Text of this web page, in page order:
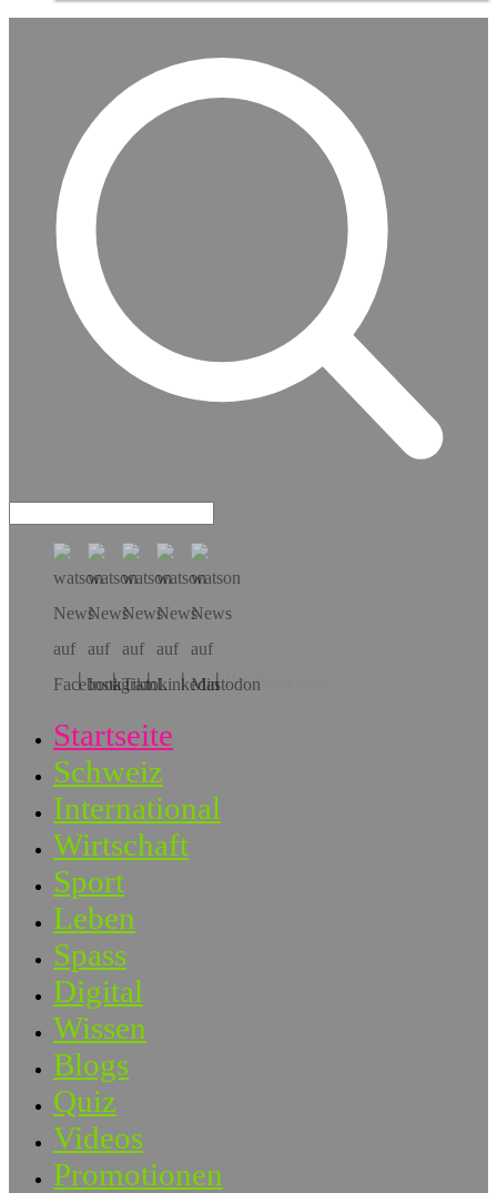
Hol dir die App!
Startseite
Schweiz
International
Wirtschaft
Sport
Leben
Spass
Digital
Wissen
Blogs
Quiz
Videos
Promotionen